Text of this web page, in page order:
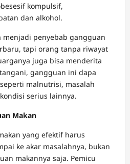
kompulsif,
dan alkohol.
penyebab gangguan
tapi orang tanpa riwayat
juga bisa menderita
gangguan ini dapa
malnutrisi, masalah
serius lainnya.
Makan
yang efektif harus
ke akar masalahnya, bukan
makannya saja. Pemicu